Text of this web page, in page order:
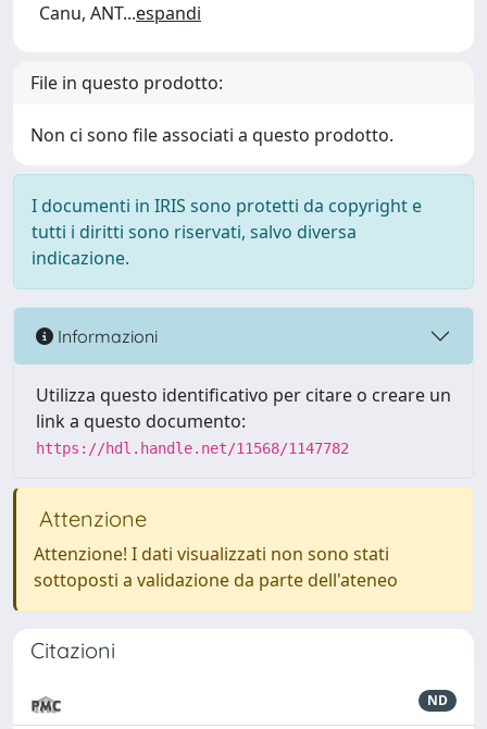
Canu, ANT...espandi
File in questo prodotto:
Non ci sono file associati a questo prodotto.
I documenti in IRIS sono protetti da copyright e
tutti i diritti sono riservati, salvo diversa
indicazione.
Informazioni
Utilizza questo identificativo per citare o creare un
link a questo documento:
https://hdl.handle.net/11568/1147782
Attenzione
Attenzione! I dati visualizzati non sono stati
sottoposti a validazione da parte dell'ateneo
Citazioni
ND